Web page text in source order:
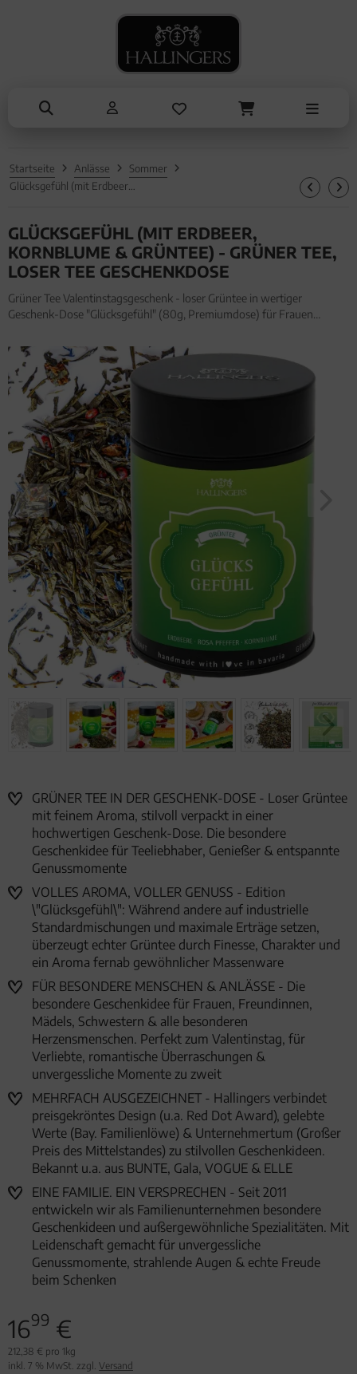
Startseite Anlässe
Sommer
GLÜCKSGEFÜHL (MIT ERDBEER,
KORNBLUME & GRÜNTEE) - GRÜNER TEE,
LOSER TEE GESCHENKDOSE
Grüner Tee Valentinstagsgeschenk - loser Grüntee in wertiger
Geschenk-Dose "Glücksgefühl" (80g, Premiumdose) für Frauen
wertiger Geschenk-Dose "Glücksgefühl" (80g, Premiumdose) für
Frauen Freun
GRÜNER TEE IN DER GESCHENK-DOSE - Loser Grüntee
mit feinem Aroma, stilvoll verpackt in einer
hochwertigen Geschenk-Dose. Die besondere
Geschenkidee für Teeliebhaber, Genießer & entspannte
Genussmomente
VOLLES AROMA, VOLLER GENUSS - Edition
\"Glücksgefühl\": Während andere auf industrielle
Standardmischungen und maximale Erträge setzen,
überzeugt echter Grüntee durch Finesse, Charakter und
ein Aroma fernab gewöhnlicher Massenware
FÜR BESONDERE MENSCHEN & ANLÄSSE - Die
besondere Geschenkidee für Frauen, Freundinnen,
Mädels, Schwestern & alle besonderen
Herzensmenschen. Perfekt zum Valentinstag, für
Verliebte, romantische Überraschungen &
unvergessliche Momente zu zweit
MEHRFACH AUSGEZEICHNET - Hallingers verbindet
preisgekröntes Design (u.a. Red Dot Award), gelebte
Werte (Bay. Familienlöwe) & Unternehmertum (Großer
Preis des Mittelstandes) zu stilvollen Geschenkideen.
Bekannt u.a. aus BUNTE, Gala, VOGUE & ELLE
EINE FAMILIE. EIN VERSPRECHEN - Seit 2011
entwickeln wir als Familienunternehmen besondere
Geschenkideen und außergewöhnliche Spezialitäten. Mit
Leidenschaft gemacht für unvergessliche
Genussmomente, strahlende Augen & echte Freude
beim Schenken
1699 €
212,38 € pro 1kg
inkl. 7 % MwSt. zzgl. Versand
SOMMER
ALLES ANZEIGEN AUS SOMMER
Genüsse
Liköre
TRINKEN
ALLES ANZEIGEN AUS TRINKEN
Kaffee
NASCHEN
ALLES ANZEIGEN AUS NASCHEN
Pralinen
Müsli
KOCHEN
Essig & Öl
Brot & Pasta